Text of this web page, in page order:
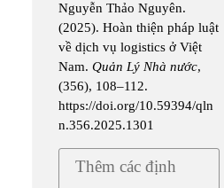
Nguyễn Thảo Nguyên.
(2025). Hoàn thiện pháp luật
về dịch vụ logistics ở Việt
Nam. Quản Lý Nhà nước,
(356), 108–112.
https://doi.org/10.59394/qln
n.356.2025.1301
Thêm các định